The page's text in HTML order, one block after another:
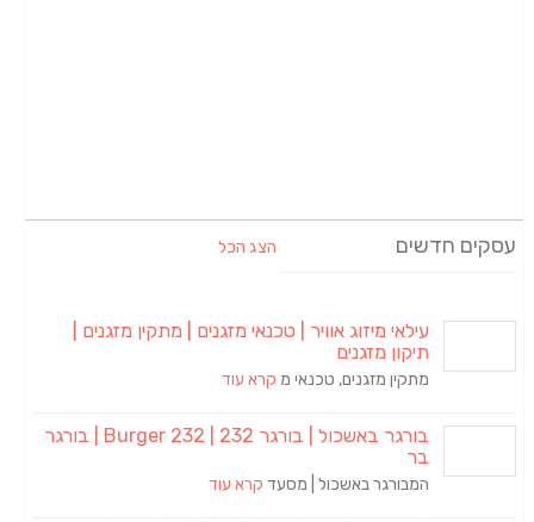
עסקים חדשים הצג הכל
עילאי מיזוג אוויר | טכנאי מזגנים | מתקין מזגנים |
תיקון מזגנים
מתקין מזגנים, טכנאי מ קרא עוד
בורגר באשכול | בורגר 232 | Burger 232 | בורגר
בר
המבורגר באשכול | מסעד קרא עוד